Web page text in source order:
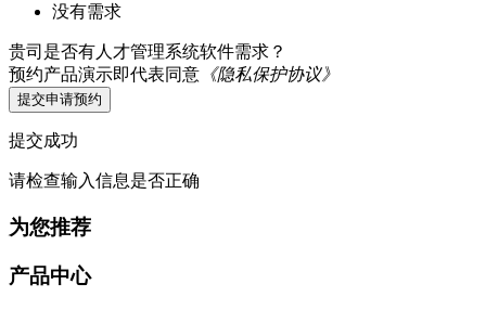
没有需求
贵司是否有人才管理系统软件需求？
预约产品演示即代表同意 《隐私保护协议》
提交申请预约
提交成功
请检查输入信息是否正确
为您推荐
产品中心